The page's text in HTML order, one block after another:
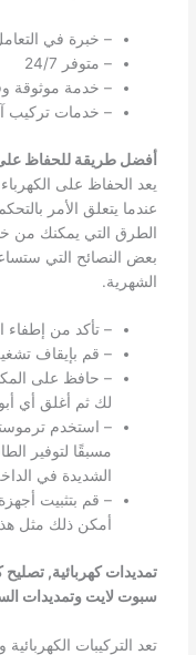
– خبرة في
– متوفر 24/7
– خدمة موثوقة
– خدمات تركيب
أفضل طريقة للحفاظ على
يعد الحفاظ على
عندما يتعلق الأمر
الطرق التي يمكنك من
بعض النصائح التي
الشهرية.
– تأكد من إطفاء
– قم بإيقاف
– حافظ على
لك ثم أغلق أي
– استخدم
مسبقًا لتوفير
الشديدة في
أمكن ذلك مثل
تمديدات كهربائية, تصليح
سبوت لايت وتمديدات
تعد التركيبات